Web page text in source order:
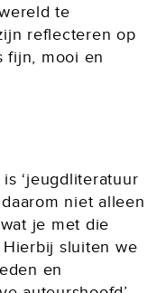
te
reflecteren op
fijn, mooi en
‘jeugdliteratuur
niet alleen
je met die
sluiten we
en